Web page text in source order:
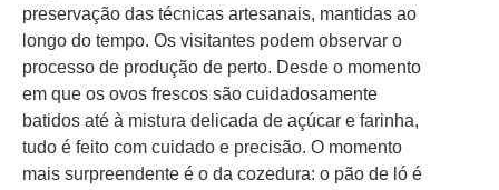
preservação das técnicas artesanais, mantidas ao
longo do tempo. Os visitantes podem observar o
processo de produção de perto. Desde o momento
em que os ovos frescos são cuidadosamente
batidos até à mistura delicada de açúcar e farinha,
tudo é feito com cuidado e precisão. O momento
mais surpreendente é o da cozedura: o pão de ló é